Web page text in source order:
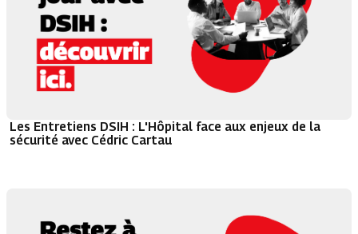
Les Entretiens DSIH : L'Hôpital face aux enjeux de la
sécurité avec Cédric Cartau